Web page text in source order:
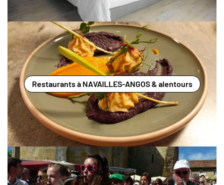
Restaurants à NAVAILLES-ANGOS & alentours